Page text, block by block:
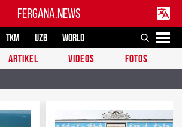
FERGANA.NEWS
TKM UZB
WORLD
ARTIKEL VIDEOS FOTOS